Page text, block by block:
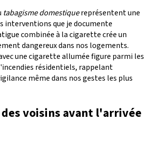
tabagisme domestiquereprésentent une
interventions que je documente
combinée à la cigarette crée un
dangereux dans nos logements.
une cigarette allumée figure parmi les
résidentiels, rappelant
même dans nos gestes les plus
voisins avant l'arrivée